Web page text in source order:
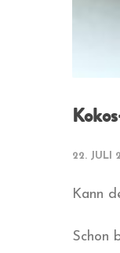
22. JULI
Kann
Schon